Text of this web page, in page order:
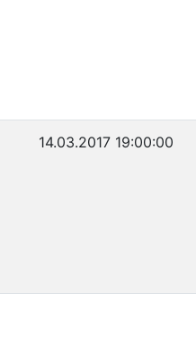
14.03.2017 19:00:00